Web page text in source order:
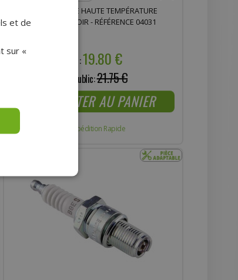
BOMBE DE PEINTURE HAUTE TEMPÉRATURE
ADAPTABLE 800°C NOIR - RÉFÉRENCE 04031
Prix :19.80 €
Prix public:21.75 €
AJOUTER AU PANIER
Expédition Rapide
et de
sur «